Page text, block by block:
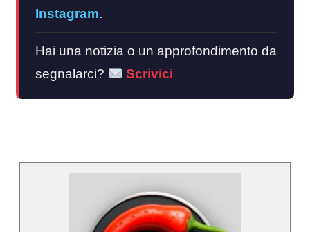
Instagram.
Hai una notizia o un approfondimento da
segnalarci?
Scrivici